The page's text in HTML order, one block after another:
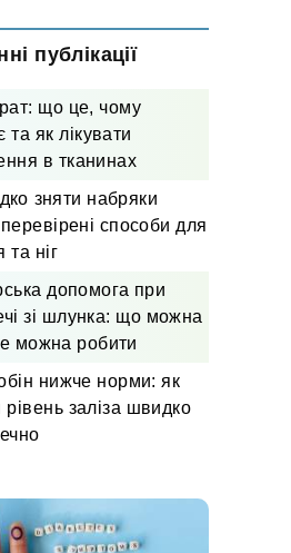
публікації
що це, чому
та як лікувати
в тканинах
зняти набряки
способи для
та ніг
допомога при
зі шлунка: що можна
можна робити
нижче норми: як
рівень заліза швидко